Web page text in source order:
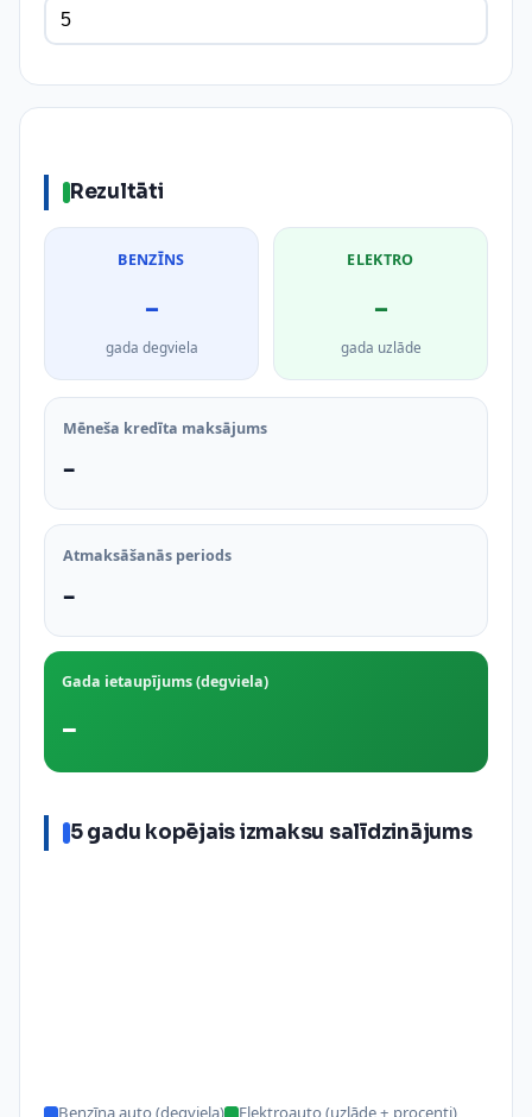
Rezultāti
BENZĪNS
–
gada degviela
ELEKTRO
–
gada uzlāde
Mēneša kredīta maksājums
–
Atmaksāšanās periods
–
Gada ietaupījums (degviela)
–
5 gadu kopējais izmaksu salīdzinājums
Benzīna auto (degviela) Elektroauto (uzlāde + procenti)